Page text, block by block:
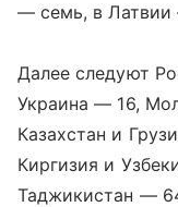
— семь, в Латвии
Далее следуют
Украина — 16,
Казахстан и
Киргизия и
Таджикистан —